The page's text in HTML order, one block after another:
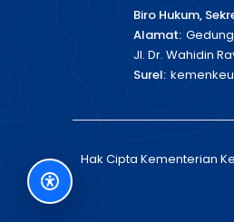
Biro Hukum,
Alamat: Gedung
Jl. Dr. Wahidin
Surel:
Hak Cipta Kementerian